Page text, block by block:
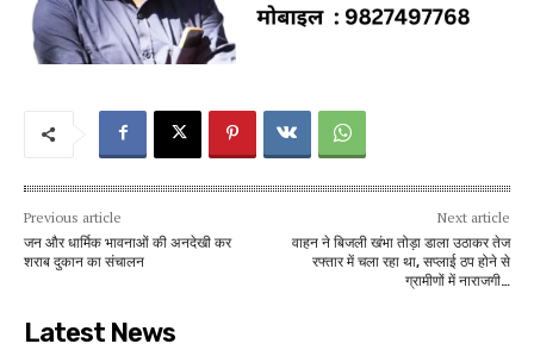
Previous article
जन और धार्मिक भावनाओं की अनदेखी कर
शराब दुकान का संचालन
Next article
वाहन ने बिजली खंभा तोड़ा डाला उठाकर तेज
रफ्तार में चला रहा था, सप्लाई ठप होने से
ग्रामीणों में नाराजगी…
Latest News